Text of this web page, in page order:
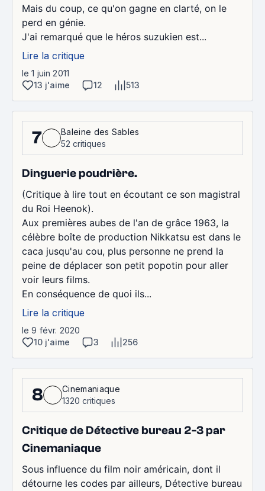
Mais du coup, ce qu'on gagne en clarté, on le
perd en génie.
J'ai remarqué que le héros suzukien est...
Lire la critique
le 1 juin 2011
13 j'aime
12 513
7
Baleine des Sables
52 critiques
Dinguerie poudrière.
(Critique à lire tout en écoutant ce son magistral
du Roi Heenok).
Aux premières aubes de l'an de grâce 1963, la
célèbre boîte de production Nikkatsu est dans le
caca jusqu'au cou, plus personne ne prend la
peine de déplacer son petit popotin pour aller
voir leurs films.
En conséquence de quoi ils...
Lire la critique
le 9 févr. 2020
10 j'aime
3 256
8
Cinemaniaque
1320 critiques
Critique de Détective bureau 2-3 par
Cinemaniaque
Sous influence du film noir américain, dont il
détourne les codes par ailleurs, Détective bureau